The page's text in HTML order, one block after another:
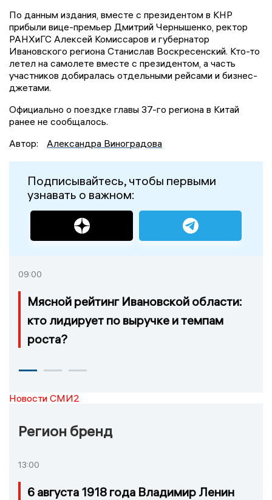
По данным издания, вместе с президентом в КНР
прибыли вице-премьер Дмитрий Чернышенко, ректор
РАНХиГС Алексей Комиссаров и губернатор
Ивановского региона Станислав Воскресенский. Кто-то
летел на самолете вместе с президентом, а часть
участников добиралась отдельными рейсами и бизнес-
джетами.
Официально о поездке главы 37-го региона в Китай
ранее не сообщалось.
Автор:
Александра Виноградова
Подписывайтесь, чтобы первыми
узнавать о важном:
09:00
Мясной рейтинг Ивановской области:
кто лидирует по выручке и темпам
роста?
Новости СМИ2
Регион бренд
13:00
6 августа 1918 года Владимир Ленин